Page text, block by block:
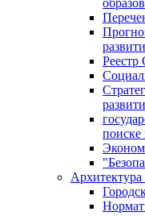
поиске
Архитектура